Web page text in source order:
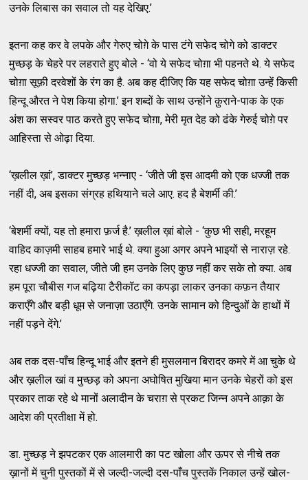
उनके लिबास का सवाल तो यह देखिए.’
इतना कह कर वे लपके और गेरुए चोग़े के पास टंगे सफेद चोगे को डाक्टर
मुच्छड़ के चेहरे पर लहराते हुए बोले - ‘वो ये सफेद चोग़ा भी पहनते थे. ये सफेद
चोग़ा सूफ़ी दरवेशों के रंग का है. अब कह दीजिए कि यह सफेद चोग़ा उन्हें किसी
हिन्दू औरत ने पेश किया होगा.’ इन शब्दों के साथ उन्होंने क़ुराने-पाक के एक
अंश का सस्वर पाठ करते हुए सफेद चोग़ा, मेरी मृत देह को ढंके गेरुई चोग़े पर
आहिस्ता से ओढ़ा दिया.
‘ख़लील ख़ां’, डाक्टर मुच्छड़ भन्नाए - ‘जीते जी इस आदमी को एक धज्जी तक
नहीं दी, अब इसका संग्रह हथियाने चले आए. हद है बेशर्मी की.’
‘बेशर्मी क्यों, यह तो हमारा फ़र्ज है.’ ख़लील ख़ां बोले - ‘कुछ भी सही, मरहूम
वाहिद काज़मी साहब हमारे भाई थे. क्या हुआ अगर अपने भाइयों से नाराज़ रहे.
रहा धज्जी का सवाल, जीते जी हम उनके लिए कुछ नहीं कर सके तो क्या. अब
हम पूरा चौबीस गज बढ़िया टैरीकॉट का कपड़ा लाकर उनका कफ़न तैयार
कराएँगे और बड़ी धूम से जनाज़ा उठाएँगे. उनके सामान को हिन्दुओं के हाथों में
नहीं पड़ने देंगे.’
अब तक दस-पाँच हिन्दू भाई और इतने ही मुसलमान बिरादर कमरे में आ चुके थे
और ख़लील खां व मुच्छड़ को अपना अघोषित मुखिया मान उनके चेहरों को इस
प्रकार ताक रहे थे मानों अलादीन के चराग़ से प्रकट जिन्न अपने आक़ा के
आदेश की प्रतीक्षा में हो.
डा. मुच्छड़ ने झपटकर एक आलमारी का पट खोला और ऊपर से नीचे तक
ख़ानों में चुनी पुस्तकों में से जल्दी-जल्दी दस-पाँच पुस्तकें निकाल उन्हें खोल-